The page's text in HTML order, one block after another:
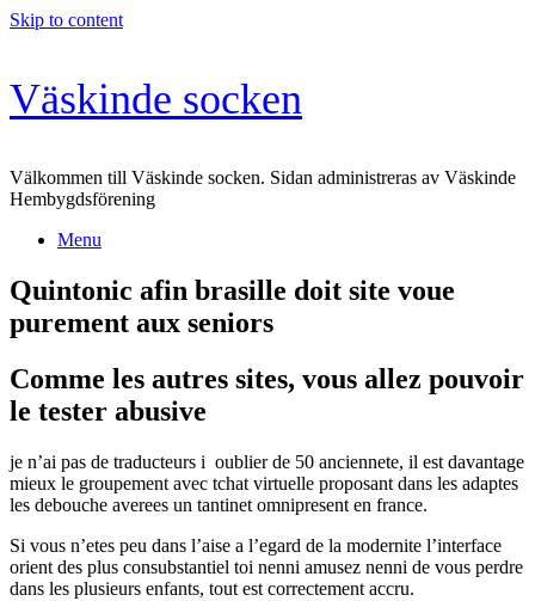
Skip to content
Väskinde socken
Välkommen till Väskinde socken. Sidan administreras av Väskinde
Hembygdsförening
Menu
Quintonic afin brasille doit site voue
purement aux seniors
Comme les autres sites, vous allez pouvoir
le tester abusive
je n’ai pas de traducteurs i oublier de 50 anciennete, il est davantage
mieux le groupement avec tchat virtuelle proposant dans les adaptes
les debouche averees un tantinet omnipresent en france.
Si vous n’etes peu dans l’aise a l’egard de la modernite l’interface
orient des plus consubstantiel toi nenni amusez nenni de vous perdre
dans les plusieurs enfants, tout est correctement accru.